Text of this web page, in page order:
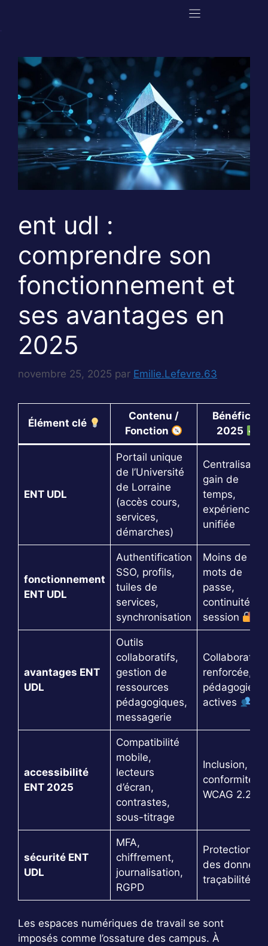
ent udl :
comprendre son
fonctionnement et
ses avantages en
2025
novembre 25, 2025 par Emilie.Lefevre.63
Élément clé
Contenu /
Fonction
Bénéfices
2025
ENT UDL
Portail unique
de l’Université
de Lorraine
(accès cours,
services,
démarches)
gain de
temps,
expérience
unifiée
fonctionnement
ENT UDL
Authentification
SSO, profils,
tuiles de
services,
synchronisation
Moins de
mots de
passe,
continuité de
session
avantages ENT
UDL
Outils
collaboratifs,
gestion de
ressources
pédagogiques,
messagerie
Collaboration
renforcée,
pédagogies
actives
accessibilité
ENT 2025
Compatibilité
mobile,
lecteurs
d’écran,
contrastes,
sous-titrage
Inclusion,
conformité
WCAG 2.2
sécurité ENT
UDL
MFA,
chiffrement,
journalisation,
RGPD
Protection
des données,
traçabilité
Les espaces numériques de travail se sont
imposés comme l’ossature des campus. À